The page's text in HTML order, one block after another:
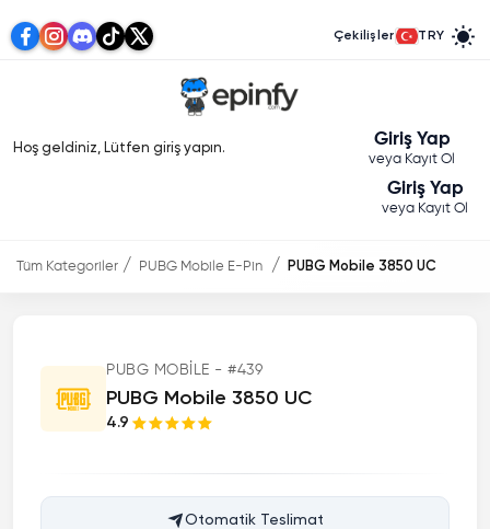
Çekilişler TRY
Hoş geldiniz, Lütfen giriş yapın. Giriş Yap
veya Kayıt Ol
Giriş Yap
veya Kayıt Ol
Tüm Kategoriler PUBG Mobile E-Pin PUBG Mobile 3850 UC
PUBG MOBILE - #439
PUBG Mobile 3850 UC
4.9
Otomatik Teslimat